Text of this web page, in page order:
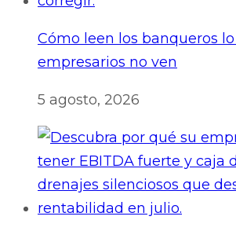
Cómo leen los banqueros
empresarios no ven
5 agosto, 2026